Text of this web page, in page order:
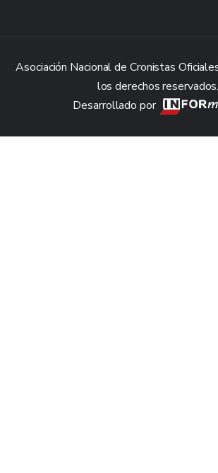
Asociación Nacional de Cronistas
los derechos reservados.
Desarrollado por